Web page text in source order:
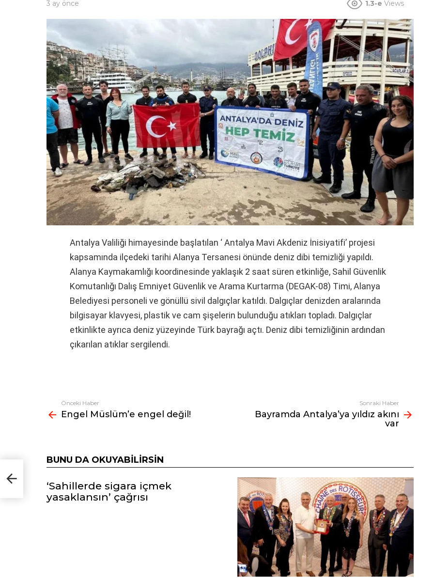
3 ay önce 1.3-e Views
Antalya Valiliği himayesinde başlatılan ‘ Antalya Mavi Akdeniz İnisiyatifi’ projesi
kapsamında ilçedeki tarihi Alanya Tersanesi önünde deniz dibi temizliği yapıldı.
Alanya Kaymakamlığı koordinesinde yaklaşık 2 saat süren etkinliğe, Sahil Güvenlik
Komutanlığı Dalış Emniyet Güvenlik ve Arama Kurtarma (DEGAK-08) Timi, Alanya
Belediyesi personeli ve gönüllü sivil dalgıçlar katıldı. Dalgıçlar denizden aralarında
bilgisayar klavyesi, plastik ve cam şişelerin bulunduğu atıkları topladı. Dalgıçlar
etkinlikte ayrıca deniz yüzeyinde Türk bayrağı açtı. Deniz dibi temizliğinin ardından
çıkarılan atıklar sergilendi.
Fazlasına
bak
Önceki Haber
Engel Müslüm’e engel değil!
Sonraki Haber
Bayramda Antalya’ya yıldız akını
var
BUNU DA OKUYABILIRSIN
‘Sahillerde sigara içmek
yasaklansın’ çağrısı